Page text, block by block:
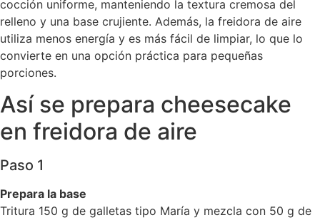
cocción uniforme, manteniendo la textura cremosa del
relleno y una base crujiente. Además, la freidora de aire
utiliza menos energía y es más fácil de limpiar, lo que lo
convierte en una opción práctica para pequeñas
porciones.
Así se prepara cheesecake
en freidora de aire
Paso 1
Prepara la base
Tritura 150 g de galletas tipo María y mezcla con 50 g de